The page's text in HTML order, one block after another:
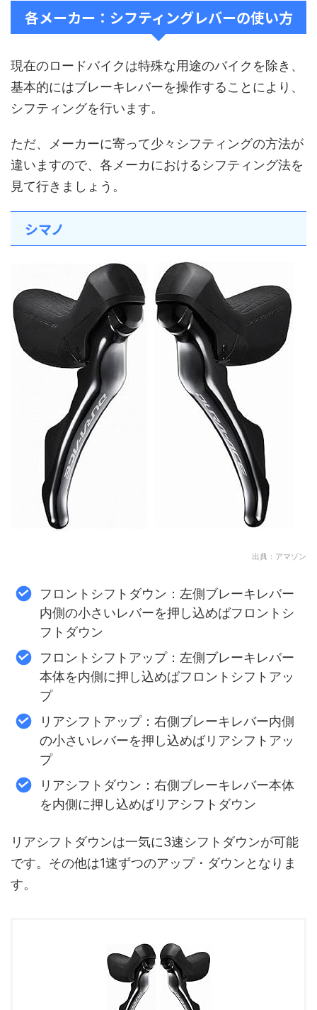
各メーカー：シフティングレバーの使い方
現在のロードバイクは特殊な用途のバイクを除き、
基本的にはブレーキレバーを操作することにより、
シフティングを行います。
ただ、メーカーに寄って少々シフティングの方法が
違いますので、各メーカにおけるシフティング法を
見て行きましょう。
シマノ
出典：アマゾン
フロントシフトダウン：左側ブレーキレバー
内側の小さいレバーを押し込めばフロントシ
フトダウン
フロントシフトアップ：左側ブレーキレバー
本体を内側に押し込めばフロントシフトアッ
プ
リアシフトアップ：右側ブレーキレバー内側
の小さいレバーを押し込めばリアシフトアッ
プ
リアシフトダウン：右側ブレーキレバー本体
を内側に押し込めばリアシフトダウン
リアシフトダウンは一気に3速シフトダウンが可能
です。その他は1速ずつのアップ・ダウンとなりま
す。